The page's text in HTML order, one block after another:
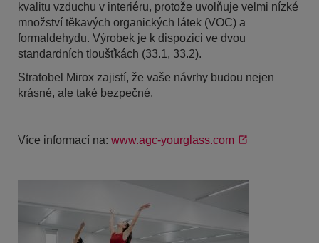
kvalitu vzduchu v interiéru, protože uvolňuje velmi nízké
množství těkavých organických látek (VOC) a
formaldehydu. Výrobek je k dispozici ve dvou
standardních tloušťkách (33.1, 33.2).
Stratobel Mirox zajistí, že vaše návrhy budou nejen
krásné, ale také bezpečné.
Více informací na: www.agc-yourglass.com